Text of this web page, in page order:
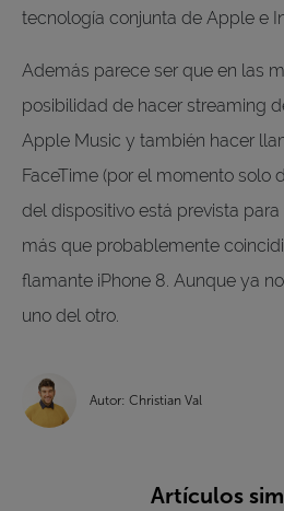
tecnología conjunta de Apple e
Además parece ser que en las
posibilidad de hacer streaming
Apple Music y también hacer
FaceTime (por el momento solo
del dispositivo está prevista
más que probablemente
flamante iPhone 8. Aunque ya
uno del otro.
Autor: Christian Val
Artículos